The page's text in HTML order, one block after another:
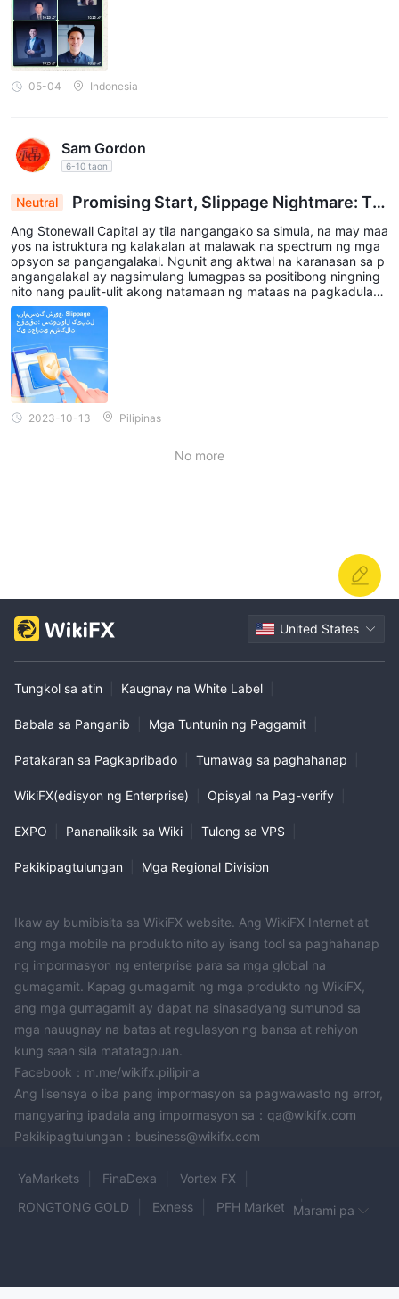
05-04 Indonesia
Sam Gordon
6-10 taon
Neutral
Promising Start, Slippage Nightmare: Tra
ding Reality ng Stonewall Capital
Ang Stonewall Capital ay tila nangangako sa simula, na may maa
yos na istruktura ng kalakalan at malawak na spectrum ng mga
opsyon sa pangangalakal. Ngunit ang aktwal na karanasan sa p
angangalakal ay nagsimulang lumagpas sa positibong ningning
nito nang paulit-ulit akong natamaan ng mataas na pagkadulas.
Nagsimulang magsagawa ng mga trade sa hindi kanais-nais na
mga rate, na nagdulot sa akin ng malaking pagkabalisa sa pang
angalakal. Bilang isang makaranasang mangangalakal, kaya kon
g pamahalaan ang mga maliliit na slippage - ngunit ang dalas at
antas ng pagdulas dito ay nagsimulang magtanong sa aking kati
nuan at katalinuhan sa pangangalakal.
2023-10-13 Pilipinas
No more
United States
Tungkol sa atin Kaugnay na White Label
Babala sa Panganib Mga Tuntunin ng Paggamit
Patakaran sa Pagkapribado Tumawag sa paghahanap
WikiFX(edisyon ng Enterprise) Opisyal na Pag-verify
EXPO Pananaliksik sa Wiki Tulong sa VPS
Pakikipagtulungan Mga Regional Division
Ikaw ay bumibisita sa WikiFX website. Ang WikiFX Internet at
ang mga mobile na produkto nito ay isang tool sa paghahanap
ng impormasyon ng enterprise para sa mga global na
gumagamit. Kapag gumagamit ng mga produkto ng WikiFX,
ang mga gumagamit ay dapat na sinasadyang sumunod sa
mga nauugnay na batas at regulasyon ng bansa at rehiyon
kung saan sila matatagpuan.
Facebook：m.me/wikifx.pilipina
Ang lisensya o iba pang impormasyon sa pagwawasto ng error,
mangyaring ipadala ang impormasyon sa：qa@wikifx.com
Pakikipagtulungan：business@wikifx.com
YaMarkets FinaDexa
Vortex FX
RONGTONG GOLD
Exness
PFH Markets
Regina Forex
SUN TRADE GLOBAL MapleGrowth
Marami pa